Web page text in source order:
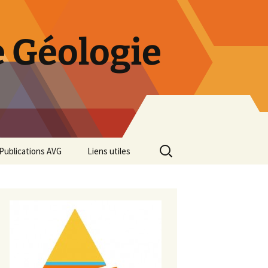
Publications AVG
Diaporama Exposition
minéralogique AVG 2016
Liens utiles
Rechercher :